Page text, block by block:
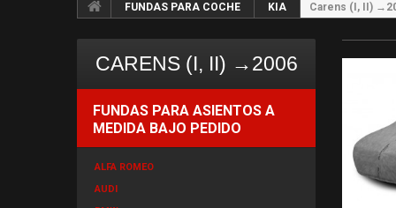
FUNDAS PARA COCHE KIA Carens (I, II)
CARENS (I, II) →2006
FUNDAS PARA ASIENTOS A
MEDIDA BAJO PEDIDO
ALFA ROMEO
AUDI